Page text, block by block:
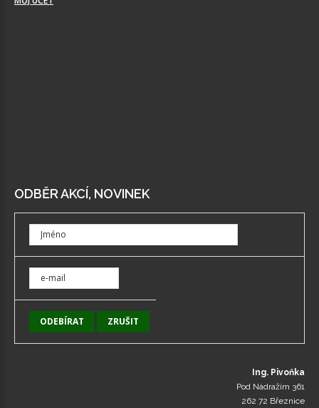
ODBĚR AKCÍ, NOVINEK
Ing. Pivoňka
Pod Nádražím 361
262 72 Březnice